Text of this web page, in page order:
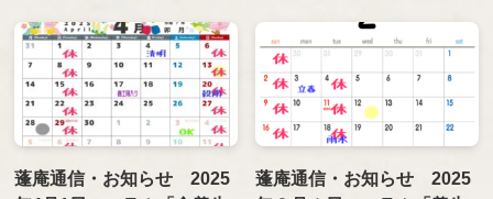
蓬庵通信・お知らせ 2025
蓬庵通信・お知らせ 2025